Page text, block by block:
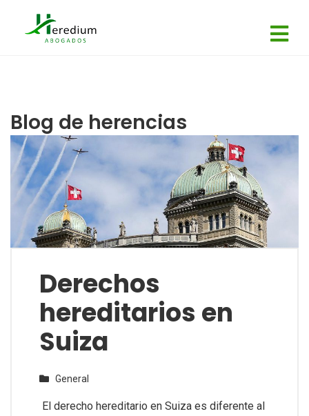
Blog de herencias
Derechos
hereditarios en
Suiza
General
El derecho hereditario en Suiza es diferente al